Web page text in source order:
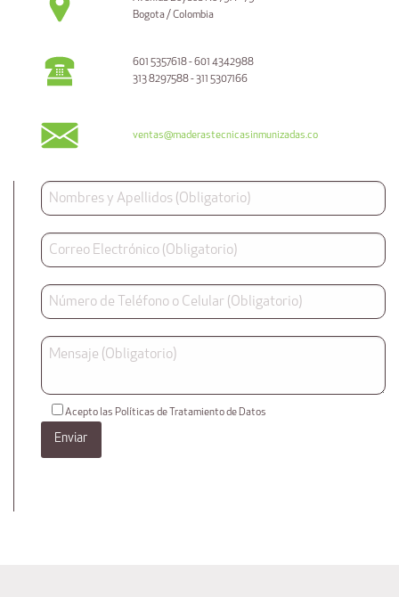
Bogota / Colombia
601 5357618 - 601 4342988
313 8297588 - 311 5307166
ventas@maderastecnicasinmunizadas.co
Acepto las Políticas de Tratamiento de Datos